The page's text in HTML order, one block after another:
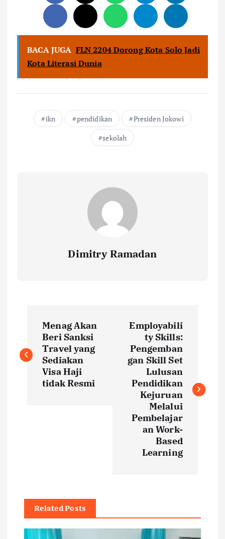
BACA JUGA FLN 2204 Dorong Kota Solo Jadi
Kota Literasi Dunia
ikn pendidikan
Presiden Jokowi
sekolah
Dimitry Ramadan
o
s
g
Menag Akan
Beri Sanksi
Travel yang
Sediakan
Visa Haji
tidak Resmi
Employabili
ty Skills:
Pengemban
gan Skill Set
Lulusan
Pendidikan
Kejuruan
Melalui
Pembelajar
an Work-
Based
Learning
Related Posts